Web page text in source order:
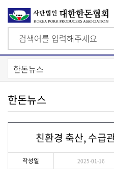
상
단
모
바
일
뉴
한돈뉴스
친환경 축산, 수급
작성일 2025-01-16